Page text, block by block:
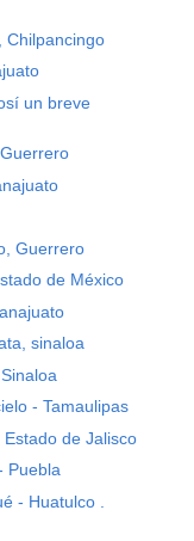
Chilpancingo
un breve
Guerrero
de México
sinaloa
- Tamaulipas
de Jalisco
Puebla
- Huatulco .